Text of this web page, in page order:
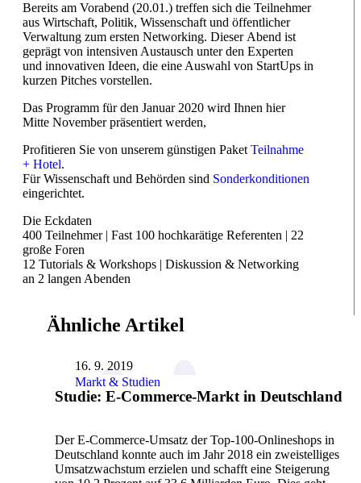
Bereits am Vorabend (20.01.) treffen sich die Teilnehmer
aus Wirtschaft, Politik, Wissenschaft und öffentlicher
Verwaltung zum ersten Networking. DieserAbend ist
geprägt von intensiven Austausch unter den Experten
und innovativen Ideen, die eine Auswahl von StartUps in
kurzen Pitches vorstellen.
Das Programm für den Januar 2020 wird Ihnen hier
Mitte November präsentiert werden,
Profitieren Sie von unserem günstigen Paket Teilnahme
+ Hotel.
Für Wissenschaft und Behörden sind Sonderkonditionen
eingerichtet.
Die Eckdaten
400 Teilnehmer | Fast 100 hochkarätige Referenten | 22
große Foren
1 2 Tutorials & Workshops | Diskussion & Networking
an 2 langen Abenden
Ähnliche Artikel
16. 9. 2019
Markt & Studien
Studie: E-Commerce-Markt in Deutschland
Der E-Commerce-Umsatz der Top-100-Onlineshops in
Deutschland konnte auch im Jahr 2018 ein zweistelliges
Umsatzwachstum erzielen und schafft eine Steigerung